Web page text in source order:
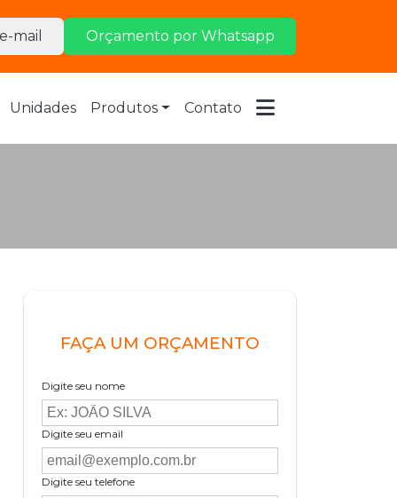
mail Orçamento por Whatsapp
Unidades Produtos Contato
FAÇA UM ORÇAMENTO
Digite seu nome
Digite seu email
Digite seu telefone